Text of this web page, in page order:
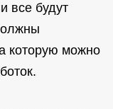
все будут
которую можно